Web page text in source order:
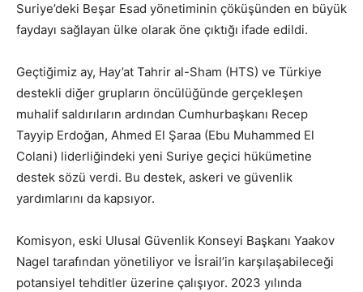
Suriye’deki Beşar Esad yönetiminin çöküşünden en büyük
faydayı sağlayan ülke olarak öne çıktığı ifade edildi.
Geçtiğimiz ay, Hay’at Tahrir al-Sham (HTS) ve Türkiye
destekli diğer grupların öncülüğünde gerçekleşen
muhalif saldırıların ardından Cumhurbaşkanı Recep
Tayyip Erdoğan, Ahmed El Şaraa (Ebu Muhammed El
Colani) liderliğindeki yeni Suriye geçici hükümetine
destek sözü verdi. Bu destek, askeri ve güvenlik
yardımlarını da kapsıyor.
Komisyon, eski Ulusal Güvenlik Konseyi Başkanı Yaakov
Nagel tarafından yönetiliyor ve İsrail’in karşılaşabileceği
potansiyel tehditler üzerine çalışıyor. 2023 yılında